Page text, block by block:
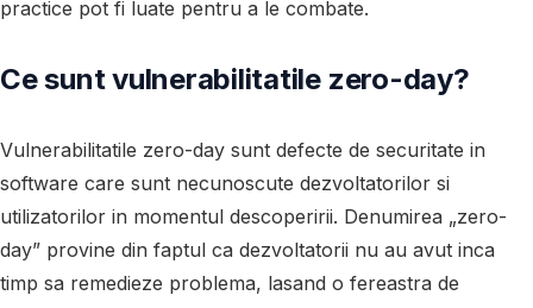
practice pot fi luate pentru a le combate.
Ce sunt vulnerabilitatile zero-day?
Vulnerabilitatile zero-day sunt defecte de securitate in
software care sunt necunoscute dezvoltatorilor si
utilizatorilor in momentul descoperirii. Denumirea „zero-
day” provine din faptul ca dezvoltatorii nu au avut inca
timp sa remedieze problema, lasand o fereastra de